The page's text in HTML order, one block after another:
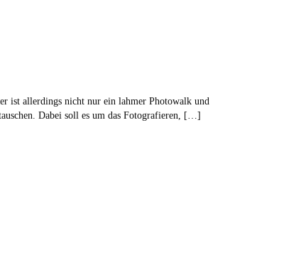
ist allerdings nicht nur ein lahmer Photowalk und
Dabei soll es um das Fotografieren, […]